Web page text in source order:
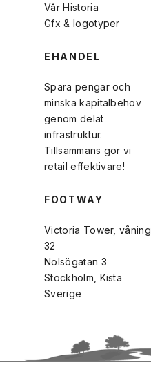
Vår Historia
Gfx & logotyper
EHANDEL
Spara pengar och
minska kapitalbehov
genom delat
infrastruktur.
Tillsammans gör vi
retail effektivare!
FOOTWAY
Victoria Tower, våning
32
Nolsögatan 3
Stockholm, Kista
Sverige